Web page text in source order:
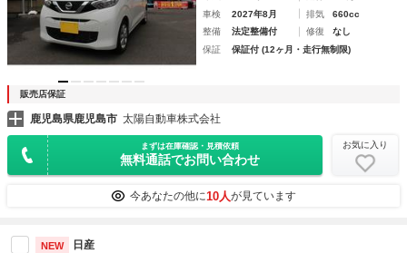
車検
2027年8月 排気
660cc
整備
法定整備付 修復
なし
保証
保証付 (12ヶ月・走行無制限)
販売店保証
鹿児島県鹿児島市 太陽自動車株式会社
まずは在庫確認・見積依頼
無料通話でお問い合わせ
お気に入り
今あなたの他に10人が見ています
NEW 日産